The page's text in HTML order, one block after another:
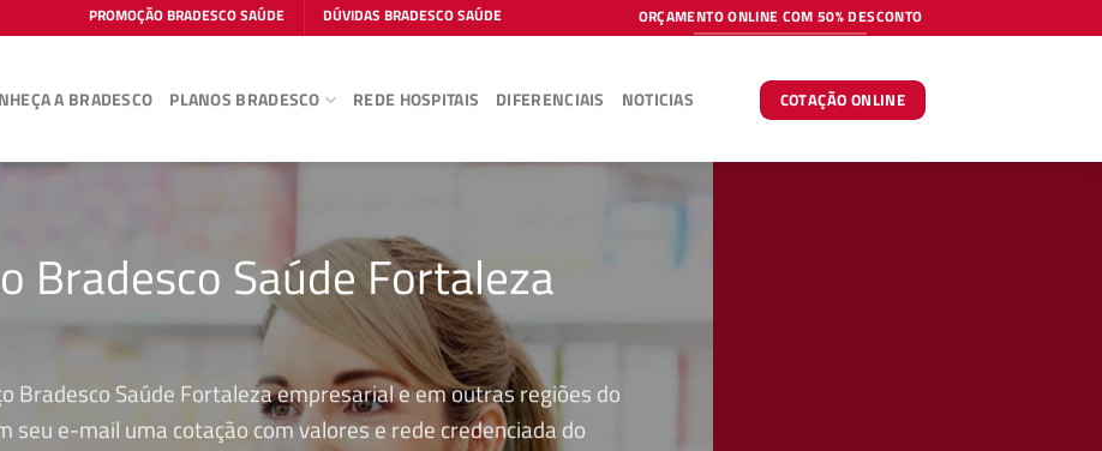
PROMOÇÃO BRADESCO SAÚDE DÚVIDAS BRADESCO SAÚDE ORÇAMENTO ONLINE COM 50% DESCONTO
A BRADESCO PLANOS BRADESCO REDE HOSPITAIS DIFERENCIAIS NOTICIAS COTAÇÃO ONLINE
Bradesco Saúde Fortaleza
Bradesco Saúde Fortaleza empresarial e em outras regiões do
seu e-mail uma cotação com valores e rede credenciada do